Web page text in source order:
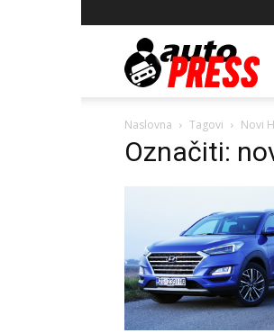
Naslovna Tagovi Novi
Označiti: